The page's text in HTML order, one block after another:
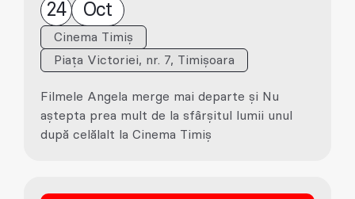
24 Oct
Cinema Timiș
Piața Victoriei, nr. 7, Timișoara
Filmele Angela merge mai departe și Nu
aștepta prea mult de la sfârșitul lumii unul
după celălalt la Cinema Timiș